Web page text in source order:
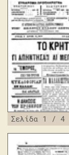
φύλλο
Σελίδα 1 / 4